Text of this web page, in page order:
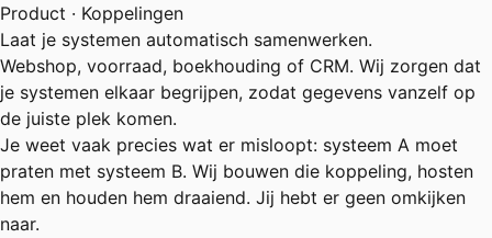
Product · Koppelingen
Laat je systemen automatisch samenwerken.
Webshop, voorraad, boekhouding of CRM. Wij zorgen dat
je systemen elkaar begrijpen, zodat gegevens vanzelf op
de juiste plek komen.
Je weet vaak precies wat er misloopt: systeem A moet
praten met systeem B. Wij bouwen die koppeling, hosten
hem en houden hem draaiend. Jij hebt er geen omkijken
naar.